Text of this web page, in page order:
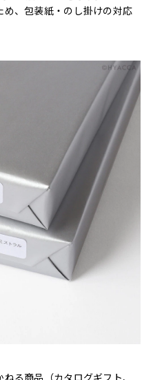
、包装紙・のし掛けの対応
る商品（カタログギフト、